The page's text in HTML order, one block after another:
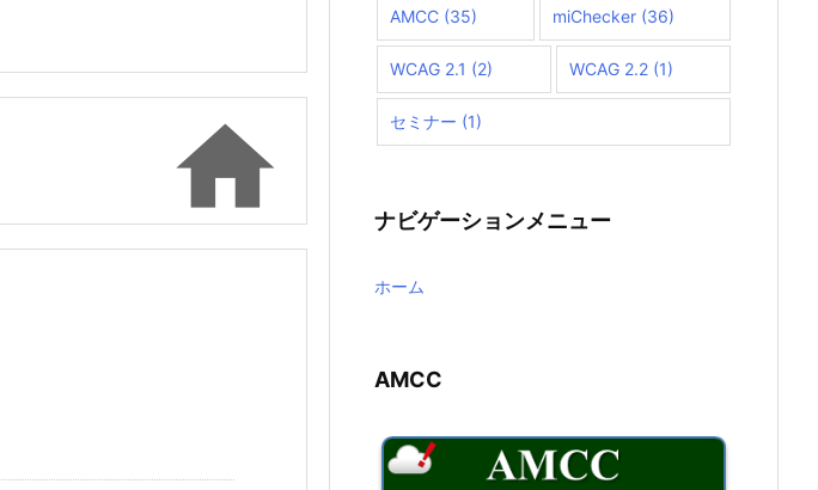

AMCC (35) miChecker(36)
WCAG 2.1 (2) WCAG 2.2(1)
セミナー (1)
ナビゲーションメニュー
ホーム
AMCC